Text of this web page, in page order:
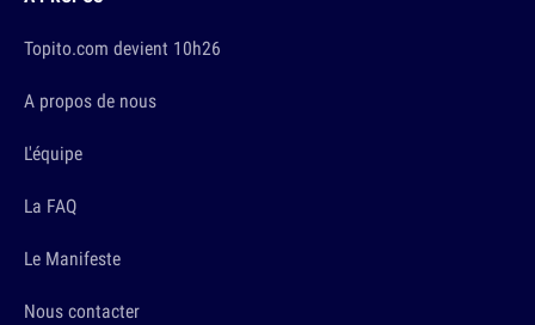
Topito.com devient 10h26
A propos de nous
L'équipe
La FAQ
Le Manifeste
Nous contacter